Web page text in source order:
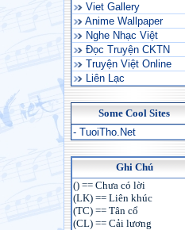
Viet Gallery
Anime Wallpaper
Nghe Nhạc Việt
Đọc Truyện CKTN
Truyện Việt Online
Liên Lạc
Some Cool Sites
- TuoiTho.Net
Ghi Chú
() == Chưa có lời
(LK) == Liên khúc
(TC) == Tân cổ
(CL) == Cải lương